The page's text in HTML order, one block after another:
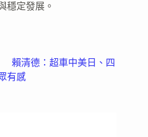
穩定發展。
賴清德：超車中美日、四
有感